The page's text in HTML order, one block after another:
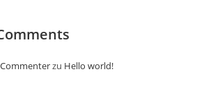
zu Hello world!